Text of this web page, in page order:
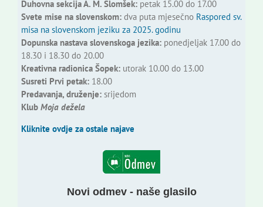
Duhovna sekcija A. M. Slomšek:petak 15.00 do 17.00
Svete mise na slovenskom:dva puta mjesečno Raspored sv.
misa na slovenskom jeziku za 2025. godinu
Dopunska nastava slovenskoga jezika:ponedjeljak 17.00 do
18.30 i 18.30 do 20.00
Kreativna radionica Šopek:utorak 10.00 do 13.00
Susreti Prvi petak:18.00
Predavanja, druženje:srijedom
Klub Moja dežela
Kliknite ovdje za ostale najave
Novi odmev - naše glasilo